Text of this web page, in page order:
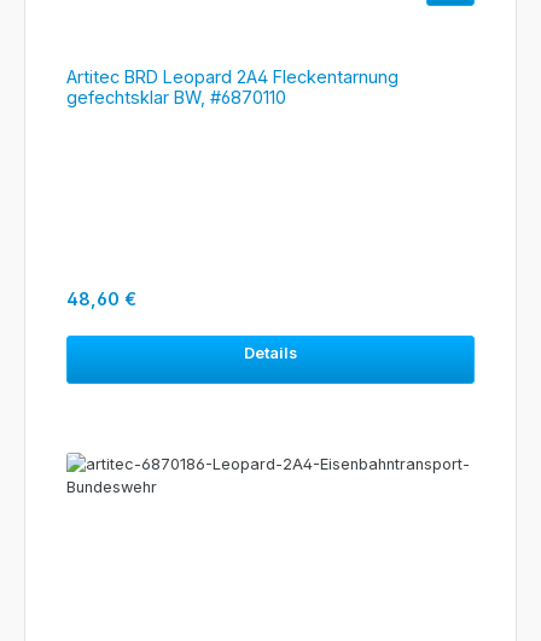
Artitec BRD Leopard 2A4 Fleckentarnung
gefechtsklar BW, #6870110
Regulärer Preis:
48,60 €
Details